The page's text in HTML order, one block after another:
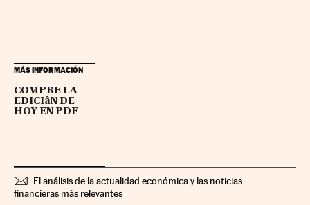
MÁS INFORMACIÓN
COMPRE LA
EDICIâN DE
HOY EN PDF
El análisis de la actualidad económica y las noticias
financieras más relevantes